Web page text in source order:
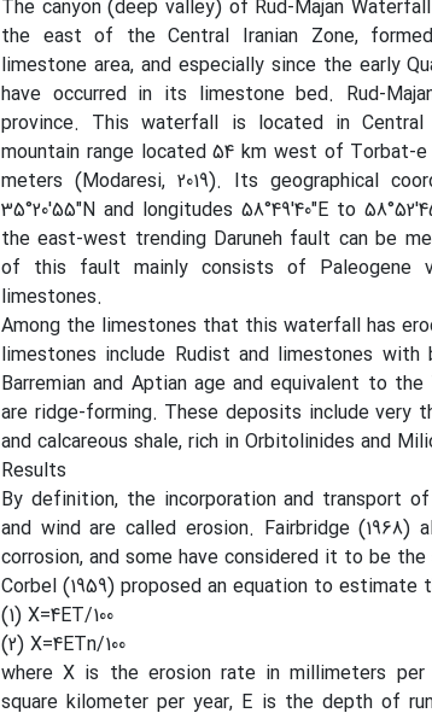
The canyon (deep valley) of Rud-Majan
the east of the Central Iranian Zone,
limestone area, and especially since the early
have occurred in its limestone bed. Rud-
province. This waterfall is located in
mountain range located 54 km west of Torbat-
meters (Modaresi, 2019). Its geographical
35°20'55"N and longitudes 58°49'40"E to
the east-west trending Daruneh fault can be
of this fault mainly consists of Paleogene
limestones.
Among the limestones that this waterfall has
limestones include Rudist and limestones
Barremian and Aptian age and equivalent to
are ridge-forming. These deposits include very
and calcareous shale, rich in Orbitolinides and
Results
By definition, the incorporation and transport
and wind are called erosion. Fairbridge
corrosion, and some have considered it to be
Corbel (1959) proposed an equation to estimate
(1) X=4ET/100
(2) X=4ETn/100
where X is the erosion rate in millimeters
square kilometer per year, E is the depth of